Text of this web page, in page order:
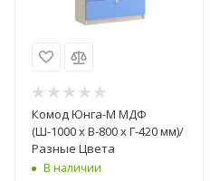
Комод Юнга-М МДФ
(Ш-1000 x В-800 x Г-420 мм)/
Разные Цвета
В наличии